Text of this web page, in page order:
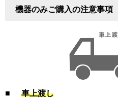
機器のみご購入の注意事項
■
車上渡し